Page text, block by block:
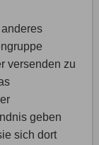
versenden zu
geben
sich dort